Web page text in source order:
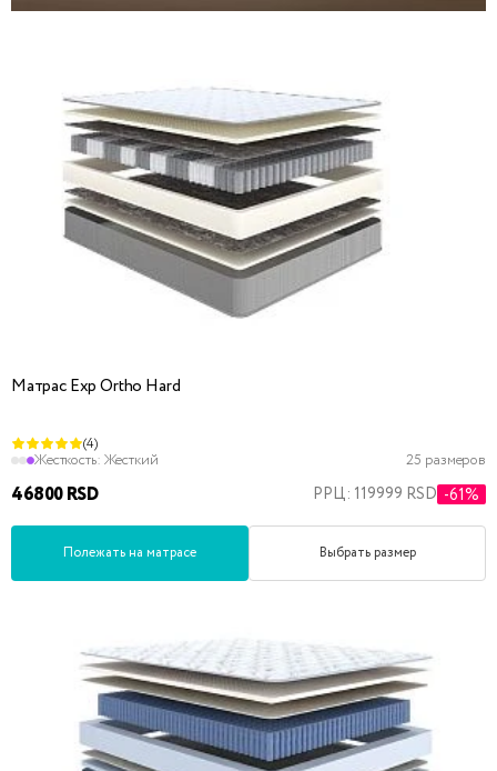
Матрас Exp Ortho Hard
(4)
Жесткость: Жесткий 25 размеров
46800 RSD РРЦ: 119999 RSD -61%
Полежать на матрасе Выбрать размер